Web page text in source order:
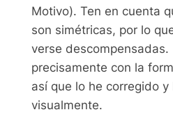
Motivo). Ten en cuenta
son simétricas, por lo
verse
precisamente con la
así que lo he corregido
visualmente.